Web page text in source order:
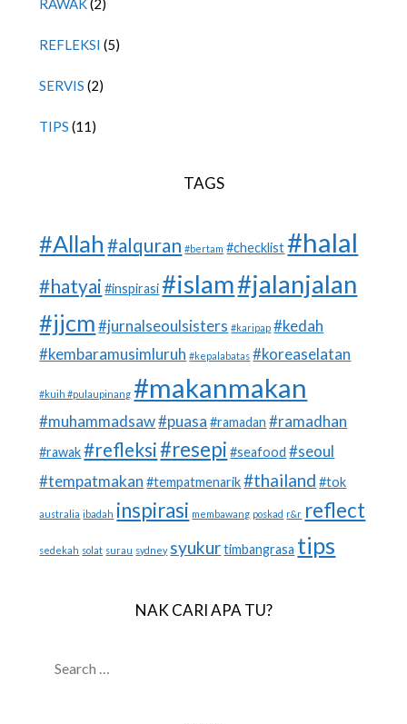
RAWAK(2)
REFLEKSI (5)
SERVIS (2)
TIPS (11)
TAGS
#Allah #alquran #bertam #checklist #halal
#hatyai #inspirasi #islam#jalanjalan
#jjcm #jurnalseoulsisters #karipap #kedah
#kembaramusimluruh #kepalabatas #koreaselatan
#kuih #pulaupinang #makanmakan
#muhammadsaw#puasa #ramadan #ramadhan
#rawak #refleksi#resepi #seafood #seoul
#tempatmakan #tempatmenarik #thailand #tok
australia ibadah inspirasi membawang poskad r&r reflect
sedekah solat surau sydney syukur timbangrasa tips
NAK CARI APA TU?